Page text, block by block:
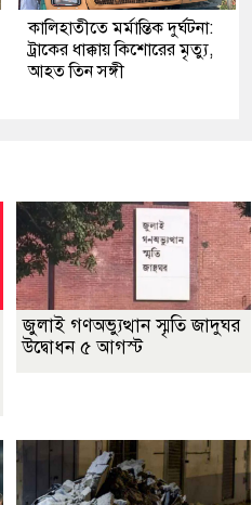
কালিহাতীতে মর্মান্তিক দুর্ঘটনা:
ট্রাকের ধাক্কায় কিশোরের মৃত্যু,
আহত তিন সঙ্গী
জুলাই গণঅভ্যুত্থান স্মৃতি জাদুঘর
উদ্বোধন ৫ আগস্ট